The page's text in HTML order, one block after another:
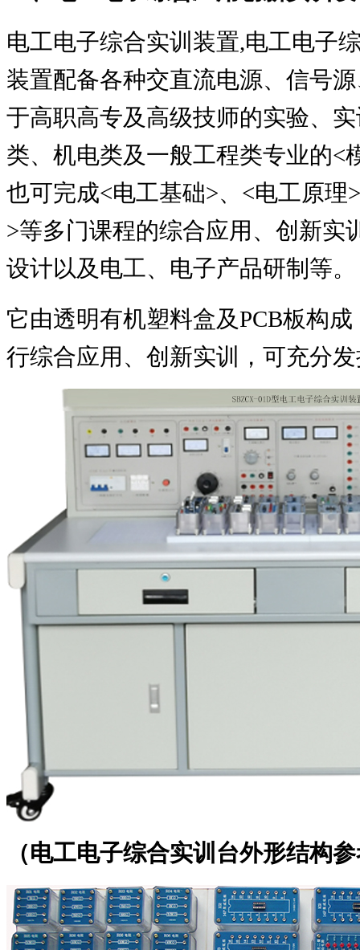
电工电子综合实训装置,电工电子
装置配备各种交直流电源、信号
于高职高专及高级技师的实验、
类、机电类及一般工程类专业的<
也可完成<电工基础>、 <电工原理>
>等多门课程的综合应用、创新实
设计以及电工、电子产品研制等。
它由透明有机塑料盒及PCB板构成
行综合应用、创新实训，可充分
（电工电子综合实训台外形结构